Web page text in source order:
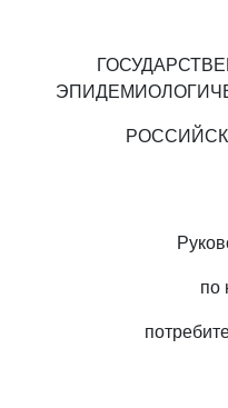
по